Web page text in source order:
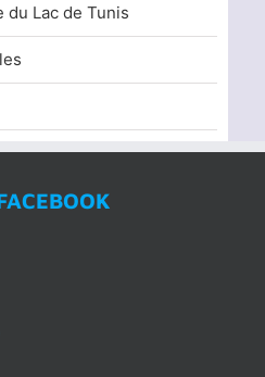
du Lac de Tunis